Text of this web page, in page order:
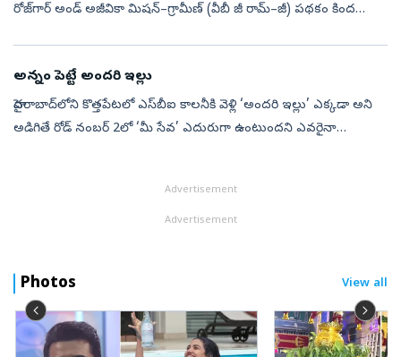
రోజ్‌గార్‌ అండ్‌ అజీవికా మిషన్‌–గ్రామీణ్‌ (వీబీ జీ రామ్‌–జీ) పథకం కింద
అన్నం పెట్టే అందరి ఇల్లు
హైదరాబాద్‌లోని కొత్తపేటలో ఎస్‌బీఐ కాలనీకి వెళ్లి ‘అందరి ఇల్లు’ ఎక్కడా అని
అడిగితే రోడ్‌ నంబర్‌ 2లో ‘మీ సేవ’ ఎదురుగా ఉంటుందని ఎవరైనా
Advertisement
Advertisement
Photos View all